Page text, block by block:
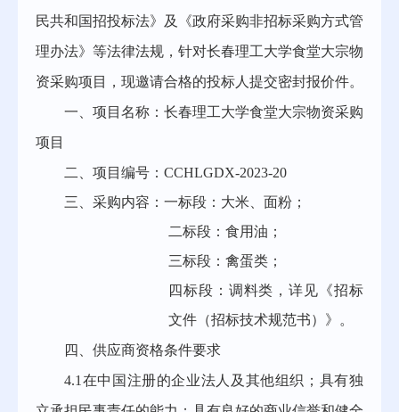
民共和国招投标法》及《政府采购非招标采购方式管
理办法》等法律法规，针对长春理工大学食堂大宗物
资采购项目，现邀请合格的投标人提交密封报价件。
一、项目名称：长春理工大学食堂大宗物资采购
项目
二、项目编号：CCHLGDX-2023-20
三、采购内容：一标段：大米、面粉；
二标段：食用油；
三标段：禽蛋类；
四标段：调料类，详见《招标
文件（招标技术规范书）》。
四、供应商资格条件要求
4.1在中国注册的企业法人及其他组织；具有独